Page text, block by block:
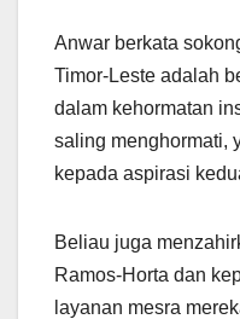
Anwar berkata
Timor-Leste adalah
dalam kehormatan
saling menghormati,
kepada aspirasi
Beliau juga
Ramos-Horta dan
layanan mesra